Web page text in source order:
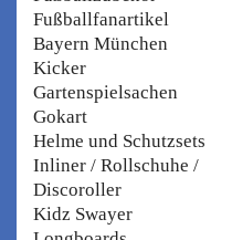
Fußballfanartikel
Bayern München
Kicker
Gartenspielsachen
Gokart
Helme und Schutzsets
Inliner / Rollschuhe /
Discoroller
Kidz Swayer